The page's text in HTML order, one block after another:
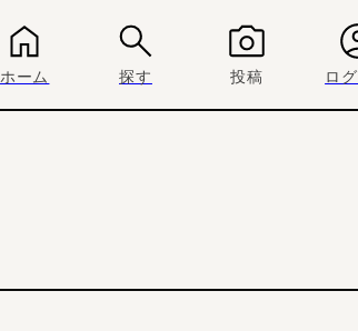
ホーム 探す 投稿 ロ